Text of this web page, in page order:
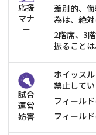
応援
マナ
ー
差別的、
為は、絶対
2階席、3
振ること
試合
運営
妨害
ホイッス
禁止してい
フィール
フィール